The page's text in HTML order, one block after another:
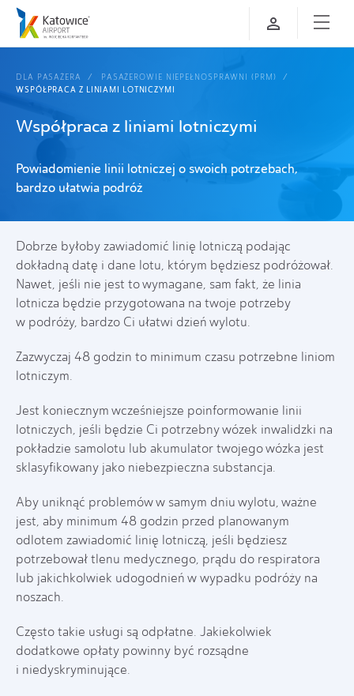
DLA PASAŻERA
PASAŻEROWIE NIEPEŁNOSPRAWNI (PRM)
WSPÓŁPRACA Z LINIAMI LOTNICZYMI
Współpraca z liniami lotniczymi
Powiadomienie linii lotniczej o swoich potrzebach,
bardzo ułatwia podróż
Dobrze byłoby zawiadomić linię lotniczą podając
dokładną datę i dane lotu, którym będziesz podróżował.
Nawet, jeśli nie jest to wymagane, sam fakt, że linia
lotnicza będzie przygotowana na twoje potrzeby
w podróży, bardzo Ci ułatwi dzień wylotu.
Zazwyczaj 48 godzin to minimum czasu potrzebne liniom
lotniczym.
Jest koniecznym wcześniejsze poinformowanie linii
lotniczych, jeśli będzie Ci potrzebny wózek inwalidzki na
pokładzie samolotu lub akumulator twojego wózka jest
sklasyfikowany jako niebezpieczna substancja.
Aby uniknąć problemów w samym dniu wylotu, ważne
jest, aby minimum 48 godzin przed planowanym
odlotem zawiadomić linię lotniczą, jeśli będziesz
potrzebował tlenu medycznego, prądu do respiratora
lub jakichkolwiek udogodnień w wypadku podróży na
noszach.
Często takie usługi są odpłatne. Jakiekolwiek
dodatkowe opłaty powinny być rozsądne
i niedyskryminujące.